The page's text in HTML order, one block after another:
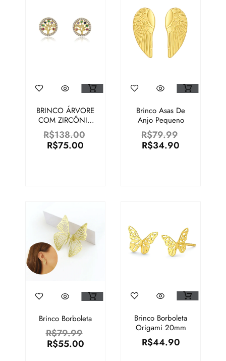
BRINCO ÁRVORE
COM ZIRCÔNIA
COLORIDA
BANHADO A
OURO 18K
R$138.00
R$75.00
Brinco Asas De
Anjo Pequeno
R$79.99
R$34.90
Brinco Borboleta
R$79.99
R$55.00
Brinco Borboleta
Origami 20mm
R$44.90